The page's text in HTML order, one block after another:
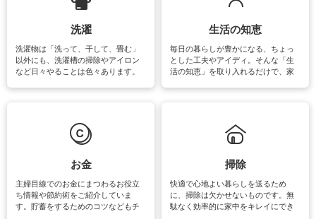
洗濯
洗濯物は「洗って、干して、畳む」
以外にも、洗濯槽の掃除やアイロン
など日々やることは色々あります。
マットなどの大きな洗濯物も、正し
い洗い方をすれば自宅で洗うことが
報やお悩み解消のための情報をご紹
生活の知恵
毎日の暮らしが豊かになる、ちょっ
とした工夫やアイディ。そんな「生
活の知恵」を取り入れるだけで、家
お金
主婦目線でのお金にまつわるお役立
ち情報や節約術をご紹介していま
す。貯蓄をするためのコツなどもチ
掃除
快適で心地よい暮らしを送るため
に、掃除は欠かせないものです。無
駄なく効率的に家中をキレイにでき